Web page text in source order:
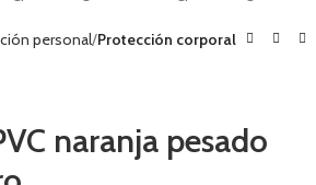
personal Protección corporal
naranja pesado